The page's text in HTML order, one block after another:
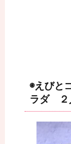
◉えびと
ラダ ２